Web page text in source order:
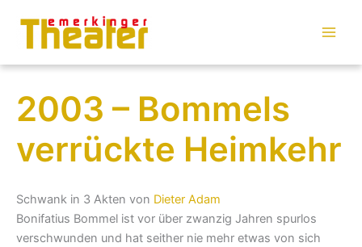
Inhalt
springen
2003 – Bommels
verrückte Heimkehr
Schwank in 3 Akten von Dieter Adam
Bonifatius Bommel ist vor über zwanzig Jahren spurlos
verschwunden und hat seither nie mehr etwas von sich